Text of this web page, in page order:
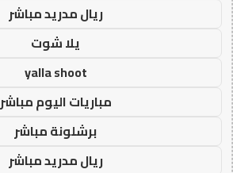
ريال مدريد مباشر
يلا شوت
yalla shoot
مباريات اليوم مباشر
برشلونة مباشر
ريال مدريد مباشر